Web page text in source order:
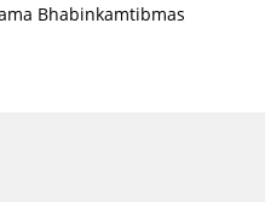
Bhabinkamtibmas